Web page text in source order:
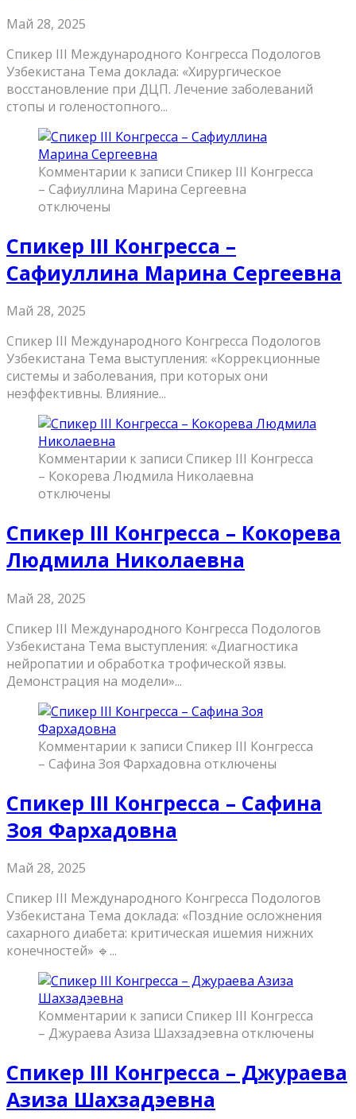
Май 28, 2025
Спикер III Международного Конгресса Подологов
Узбекистана Тема доклада: «Хирургическое
восстановление при ДЦП. Лечение заболеваний
стопы и голеностопного...
Комментарии к записи Спикер III Конгресса
– Сафиуллина Марина Сергеевна
отключены
Спикер III Конгресса –
Сафиуллина Марина Сергеевна
Май 28, 2025
Спикер III Международного Конгресса Подологов
Узбекистана Тема выступления: «Коррекционные
системы и заболевания, при которых они
неэффективны. Влияние...
Комментарии к записи Спикер III Конгресса
– Кокорева Людмила Николаевна
отключены
Спикер III Конгресса – Кокорева
Людмила Николаевна
Май 28, 2025
Спикер III Международного Конгресса Подологов
Узбекистана Тема выступления: «Диагностика
нейропатии и обработка трофической язвы.
Демонстрация на модели»...
Комментарии к записи Спикер III Конгресса
– Сафина Зоя Фархадовна отключены
Спикер III Конгресса – Сафина
Зоя Фархадовна
Май 28, 2025
Спикер III Международного Конгресса Подологов
Узбекистана Тема доклада: «Поздние осложнения
сахарного диабета: критическая ишемия нижних
конечностей» 🔹...
Комментарии к записи Спикер III Конгресса
– Джураева Азиза Шахзадэевна отключены
Спикер III Конгресса – Джураева
Азиза Шахзадэевна